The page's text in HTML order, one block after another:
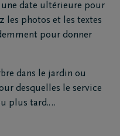
date ultérieure pour
les photos et les textes
pour donner
dans le jardin ou
desquelles le service
plus tard.…